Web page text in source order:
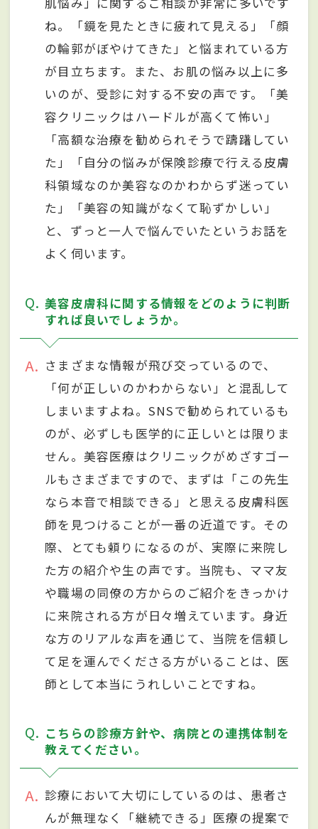
ね。「鏡を見たときに疲れて見える」「顔
の輪郭がぼやけてきた」と悩まれている方
が目立ちます。また、お肌の悩み以上に多
いのが、受診に対する不安の声です。「美
容クリニックはハードルが高くて怖い」
「高額な治療を勧められそうで躊躇してい
た」「自分の悩みが保険診療で行える皮膚
科領域なのか美容なのかわからず迷ってい
た」「美容の知識がなくて恥ずかしい」
と、ずっと一人で悩んでいたというお話を
よく伺います。
Q
美容皮膚科に関する情報をどのように判断
すれば良いでしょうか。
A
さまざまな情報が飛び交っているので、
「何が正しいのかわからない」と混乱して
しまいますよね。SNSで勧められているも
のが、必ずしも医学的に正しいとは限りま
せん。美容医療はクリニックがめざすゴー
ルもさまざまですので、まずは「この先生
なら本音で相談できる」と思える皮膚科医
師を見つけることが一番の近道です。その
際、とても頼りになるのが、実際に来院し
た方の紹介や生の声です。当院も、ママ友
や職場の同僚の方からのご紹介をきっかけ
に来院される方が日々増えています。身近
な方のリアルな声を通じて、当院を信頼し
て足を運んでくださる方がいることは、医
師として本当にうれしいことですね。
Q
こちらの診療方針や、病院との連携体制を
教えてください。
A
診療において大切にしているのは、患者さ
んが無理なく「継続できる」医療の提案で